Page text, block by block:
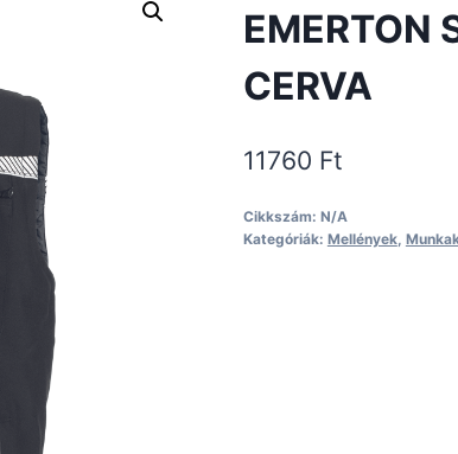
EMERTON
CERVA
11760 Ft
Cikkszám: N/A
Kategóriák: Mellények,